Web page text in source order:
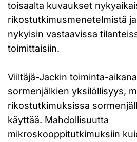
toisaalta kuvaukset
rikostutkimusmenetelmistä
nykyisin vastaavissa
toimittaisiin.
Viiltäjä-Jackin toiminta-
sormenjälkien yksilöllisyys,
rikostutkimuksissa
käyttää. Mahdollisuutta
mikroskooppitutkimuksiin